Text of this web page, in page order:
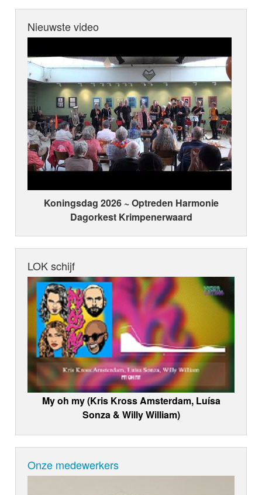
Nieuwste video
Koningsdag 2026 ~ Optreden Harmonie
Dagorkest Krimpenerwaard
LOK schijf
My oh my (Kris Kross Amsterdam, Luísa
Sonza & Willy William)
Onze medewerkers